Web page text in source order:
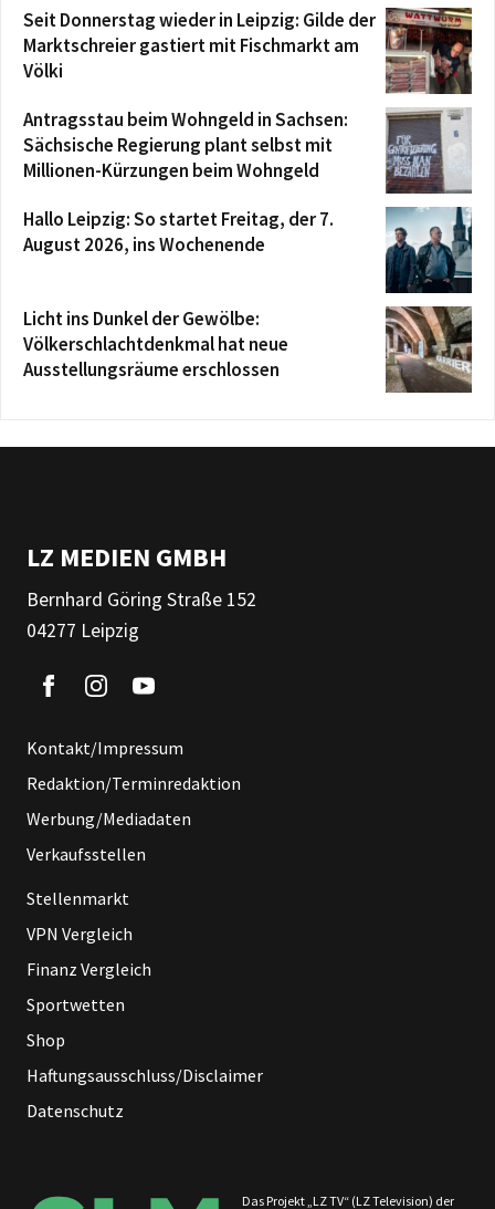
Seit Donnerstag wieder in Leipzig: Gilde der
Marktschreier gastiert mit Fischmarkt am
Völki
Antragsstau beim Wohngeld in Sachsen:
Sächsische Regierung plant selbst mit
Millionen-Kürzungen beim Wohngeld
Hallo Leipzig: So startet Freitag, der 7.
August 2026, ins Wochenende
Licht ins Dunkel der Gewölbe:
Völkerschlachtdenkmal hat neue
Ausstellungsräume erschlossen
LZ MEDIEN GMBH
Bernhard Göring Straße 152
04277 Leipzig
Kontakt/Impressum
Redaktion/Terminredaktion
Werbung/Mediadaten
Verkaufsstellen
Stellenmarkt
VPN Vergleich
Finanz Vergleich
Sportwetten
Shop
Haftungsausschluss/Disclaimer
Datenschutz
Das Projekt „LZ TV“ (LZ Television) der